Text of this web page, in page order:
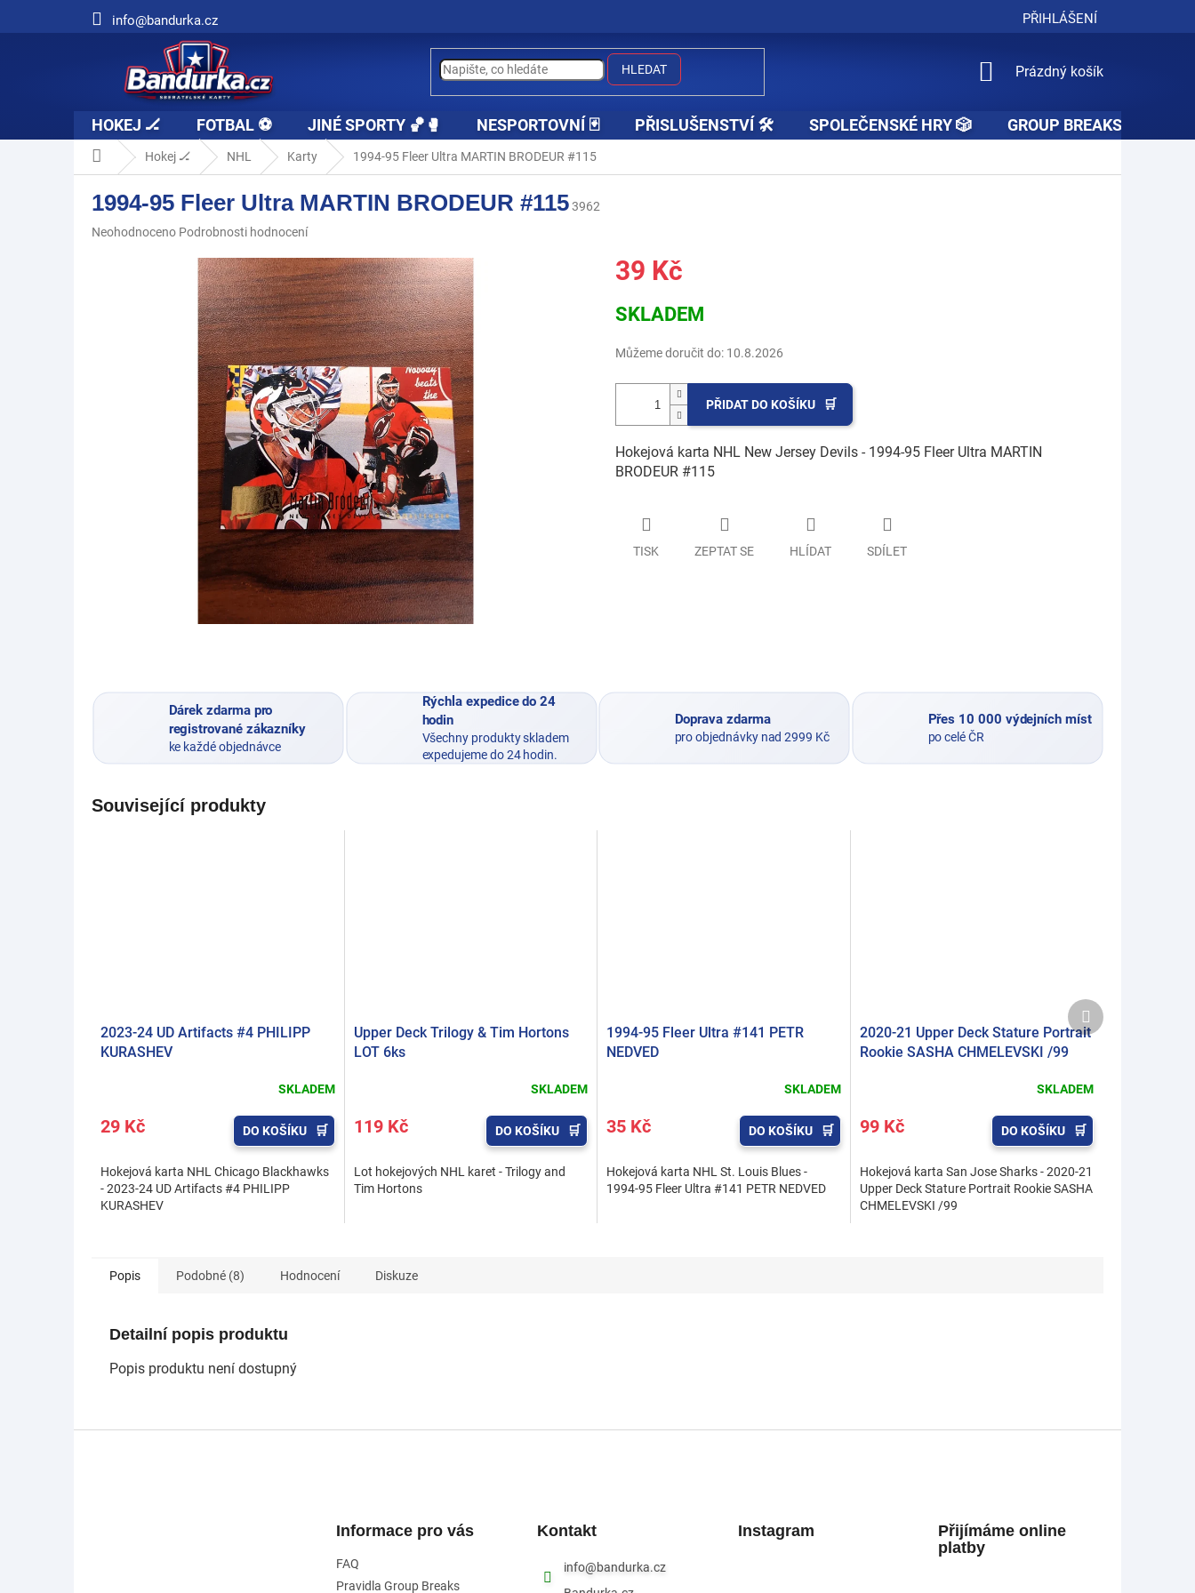
info@bandurka.cz PŘIHLÁŠENÍ
HLEDAT
NÁKUPNÍ
Prázdný košík
HOKEJ 🏒 FOTBAL ⚽ JINÉ SPORTY 🏀🥊 NESPORTOVNÍ 🃏 PŘISLUŠENSTVÍ 🛠️ SPOLEČENSKÉ HRY 🎲 GROUP BREAKS 🚧👥🚧
Domů Hokej 🏒 NHL Karty 1994-95 Fleer Ultra MARTIN BRODEUR #115
1994-95 Fleer Ultra MARTIN BRODEUR #1153962
Průměrné
Neohodnoceno Podrobnosti hodnocení
39 Kč
cena:
SKLADEM
Můžeme doručit do: 10.8.2026
PŘIDAT DO KOŠÍKU
Hokejová karta NHL New Jersey Devils - 1994-95 Fleer Ultra MARTIN
BRODEUR #115
TISK ZEPTAT SE HLÍDAT SDÍLET
Dárek zdarma pro
registrované zákazníky
ke každé objednávce
Rýchla expedice do 24
hodin
Všechny produkty skladem
expedujeme do 24 hodin.
Doprava zdarma
pro objednávky nad 2999 Kč
Přes 10 000 výdejních míst
po celé ČR
Související produkty
2023-24 UD Artifacts #4 PHILIPP
KURASHEV
SKLADEM
29 Kč DO KOŠÍKU
Hokejová karta NHL Chicago Blackhawks
- 2023-24 UD Artifacts #4 PHILIPP
KURASHEV
Upper Deck Trilogy & Tim Hortons
LOT 6ks
SKLADEM
119 Kč DO KOŠÍKU
Lot hokejových NHL karet - Trilogy and
Tim Hortons
1994-95 Fleer Ultra #141 PETR
NEDVED
SKLADEM
35 Kč DO KOŠÍKU
Hokejová karta NHL St. Louis Blues -
1994-95 Fleer Ultra #141 PETR NEDVED
2020-21 Upper Deck Stature Portrait
Rookie SASHA CHMELEVSKI /99
SKLADEM
99 Kč DO KOŠÍKU
Hokejová karta San Jose Sharks - 2020-21
Upper Deck Stature Portrait Rookie SASHA
CHMELEVSKI /99
Další
produkt
Popis Podobné (8) Hodnocení Diskuze
Detailní popis produktu
Popis produktu není dostupný
Informace pro vás
FAQ
Pravidla Group Breaks
Kontakt
info@bandurka.cz
Instagram
Přijímáme online
platby